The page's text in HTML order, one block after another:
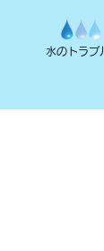
水のトラブ